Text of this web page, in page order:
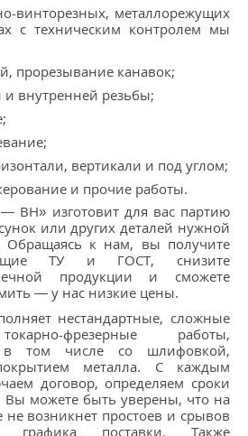
винторезных, металлорежущих
с техническим контролем мы
прорезывание канавок;
и внутренней резьбы;
вертикали и под углом;
и прочие работы.
ВН» изготовит для вас партию
или других деталей нужной
к нам, вы получите
ТУ и ГОСТ, снизите
продукции и сможете
— у нас низкие цены.
нестандартные, сложные
фрезерные работы,
в том числе со шлифовкой,
металла. С каждым
договор, определяем сроки
Вы можете быть уверены, что на
возникнет простоев и срывов
графика поставки. Также